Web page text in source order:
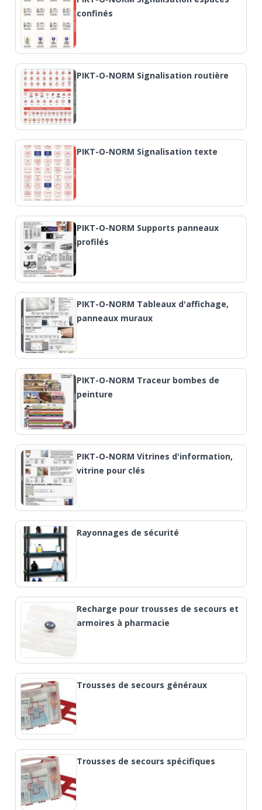
confinés
PIKT-O-NORM Signalisation routière
PIKT-O-NORM Signalisation texte
PIKT-O-NORM Supports panneaux
profilés
PIKT-O-NORM Tableaux d'affichage,
panneaux muraux
PIKT-O-NORM Traceur bombes de
peinture
PIKT-O-NORM Vitrines d'information,
vitrine pour clés
Rayonnages de sécurité
Recharge pour trousses de secours et
armoires à pharmacie
Trousses de secours généraux
Trousses de secours spécifiques